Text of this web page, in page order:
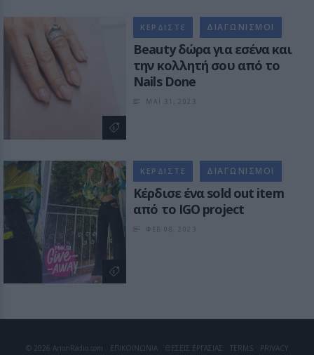
ΚΕΡΔΙΣΤΕ ΔΙΑΓΩΝΙΣΜΟΙ
Βeauty δώρα για εσένα και
την κολλητή σου από το
Nails Done
ΜΑΙ 31, 2023
ΚΕΡΔΙΣΤΕ ΔΙΑΓΩΝΙΣΜΟΙ
Κέρδισε ένα sold out item
από το IGO project
ΦΕΒ 08, 2023
© 2026 ArionRadio.com ΕΠΙΚΟΙΝΩΝΙΑ ΘΕΣΕΙΣ ΕΡΓΑΣΙΑΣ TERMS PRIVACY